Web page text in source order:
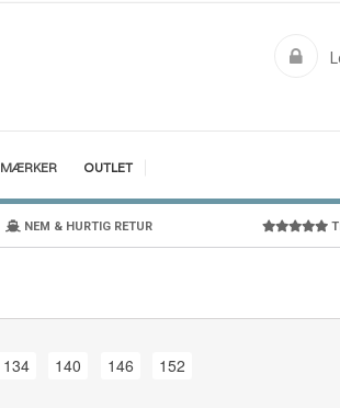
MÆRKER OUTLET
NEM & HURTIG RETUR
134 140 146 152